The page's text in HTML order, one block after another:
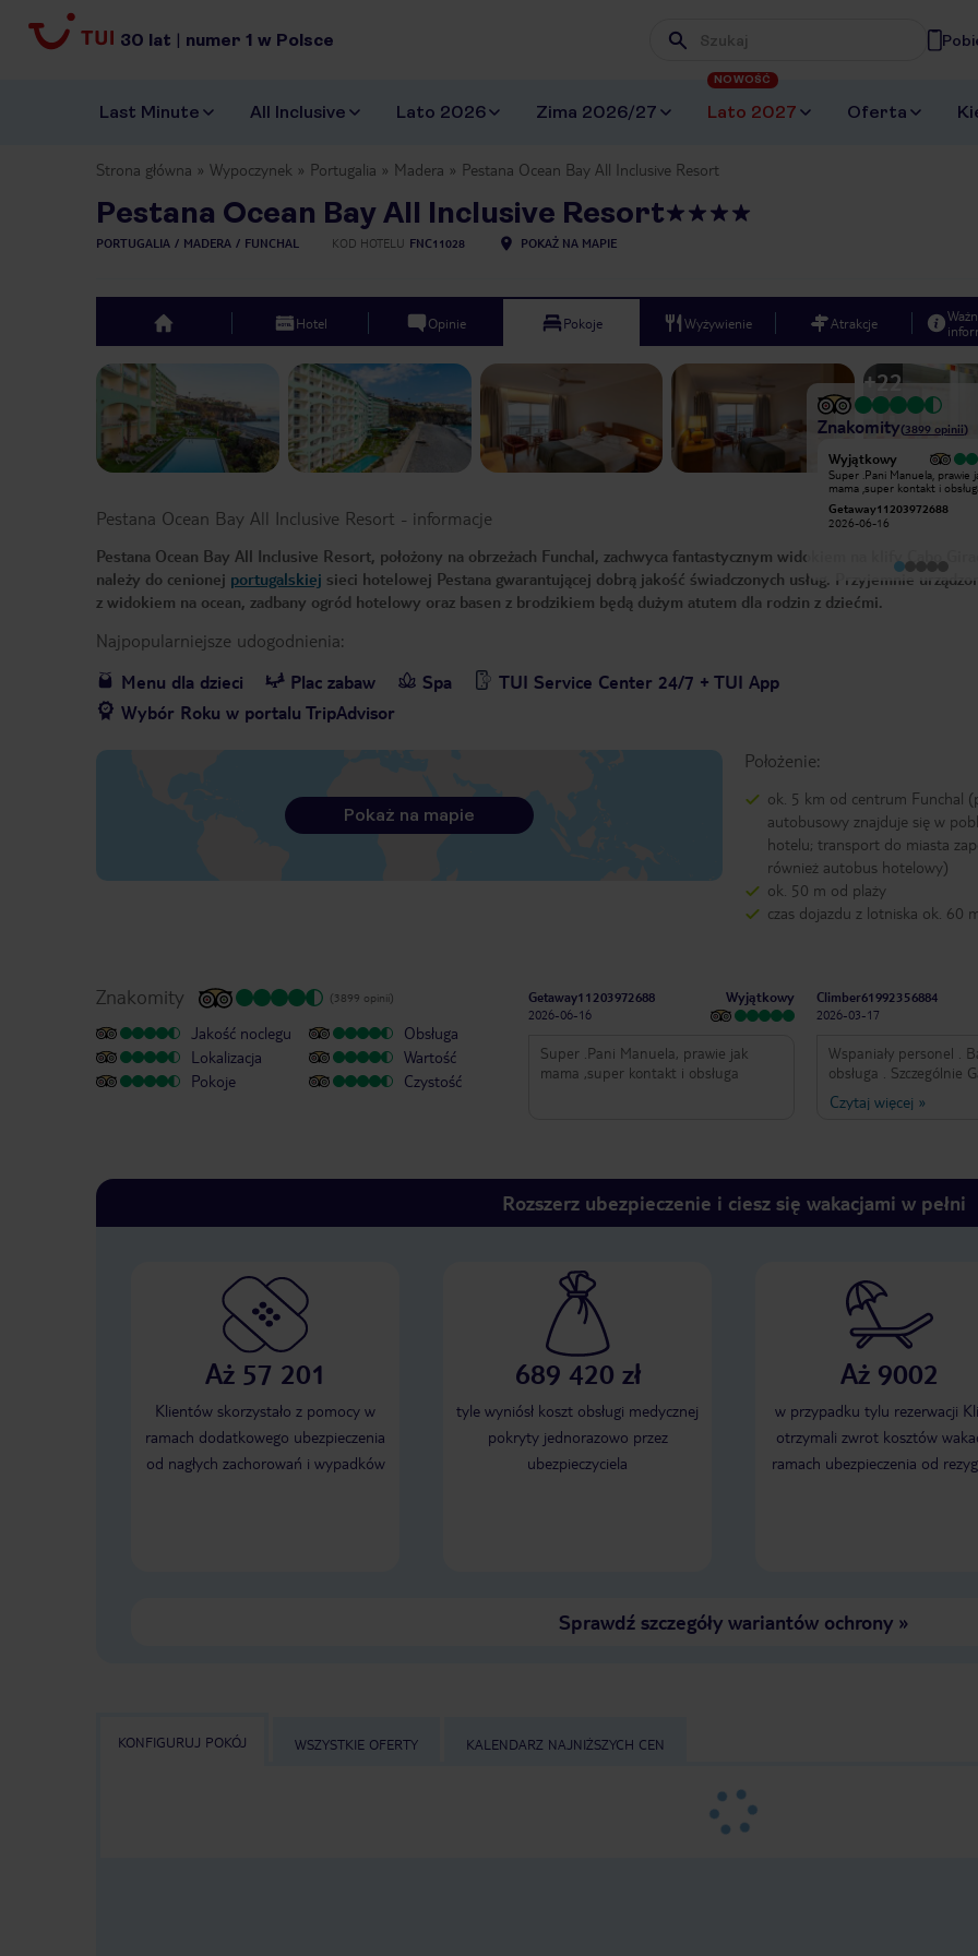
30 lat | numer 1 w Polsce Wpisz frazę, której szukasz
Last Minute All Inclusive Lato 2026 Zima 2026/27 Lato 2027
NOWOŚĆ
Oferta
Strona główna Wypoczynek Portugalia Madera Pestana Ocean Bay All Inclusive Resort
Pestana Ocean Bay All Inclusive Resort
PORTUGALIA MADERA FUNCHAL KOD HOTELU FNC11028 POKAŻ NA MAPIE
top Hotel Opinie Pokoje Wyżywienie Atrakcje
Previous slide +22
Znakomity(3899 opinii)
Wyjątkowy
Fantastyczny hotel z pięknym
Wyjątkowy
Super .Pani Manuela, prawie
mama ,super kontakt i
Getaway11203972688
2026-06-16
Pestana Ocean Bay All Inclusive Resort - informacje
Pestana Ocean Bay All Inclusive Resort, położony na obrzeżach Funchal, zachwyca fantastycznym widokiem na klify Cabo
należy do cenionej portugalskiej sieci hotelowej Pestana gwarantującej dobrą jakość świadczonych usług. Przyjemnie
z widokiem na ocean, zadbany ogród hotelowy oraz basen z brodzikiem będą dużym atutem dla rodzin z dziećmi.
Najpopularniejsze udogodnienia:
Menu dla dzieci
Plac zabaw Spa
TUI Service Center 24/7 + TUI App
Wybór Roku w portalu TripAdvisor
Położenie:
ok. 5 km od centrum Funchal
autobusowy znajduje się w
hotelu; transport do miasta
również autobus hotelowy)
ok. 50 m od plaży
czas dojazdu z lotniska ok. 60
Pokaż na mapie
Znakomity (3899 opinii)
Jakość noclegu
Lokalizacja
Pokoje
Obsługa
Wartość
Czystość
Getaway11203972688
2026-06-16
Wyjątkowy
Super .Pani Manuela, prawie jak
mama ,super kontakt i obsługa
Climber61992356884
2026-03-17
Wspaniały personel . Bardzo miła
obsługa . Szczególnie
🥰🩷 dziękujemy !
Czytaj więcej »
Rozszerz ubezpieczenie i ciesz się wakacjami w pełni
Aż 57 201
Klientów skorzystało z pomocy w
ramach dodatkowego ubezpieczenia
od nagłych zachorowań i wypadków
689 420 zł
tyle wyniósł koszt obsługi medycznej
pokryty jednorazowo przez
ubezpieczyciela
Aż 9002
w przypadku tylu rezerwacji
otrzymali zwrot kosztów
ramach ubezpieczenia od
Sprawdź szczegóły wariantów ochrony»
KONFIGURUJ POKÓJ WSZYSTKIE OFERTY KALENDARZ NAJNIŻSZYCH CEN